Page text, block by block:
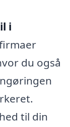
i
du også
til din